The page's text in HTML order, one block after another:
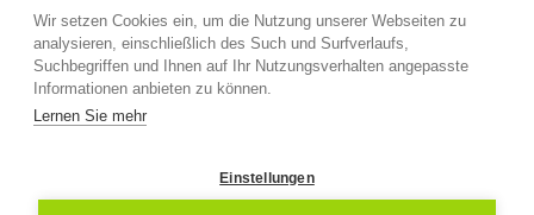
©2026 –ZVG Termine.Alle Rechte Vorbehalten.
Wir setzen Cookies ein, um die Nutzung unserer Webseiten zu
analysieren, einschließlich des Such und Surfverlaufs,
Suchbegriffen und Ihnen auf Ihr Nutzungsverhalten angepasste
Informationen anbieten zu können.
Lernen Sie mehr
Einstellungen